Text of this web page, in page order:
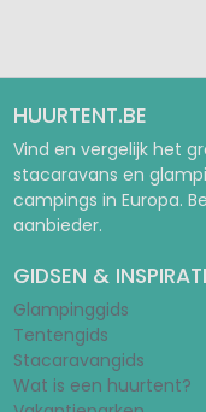
HUURTENT.BE
Vind en vergelijk het
stacaravans en
campings in Europa.
aanbieder.
GIDSEN &
Glampinggids
Tentengids
Stacaravangids
Wat is een huurtent?